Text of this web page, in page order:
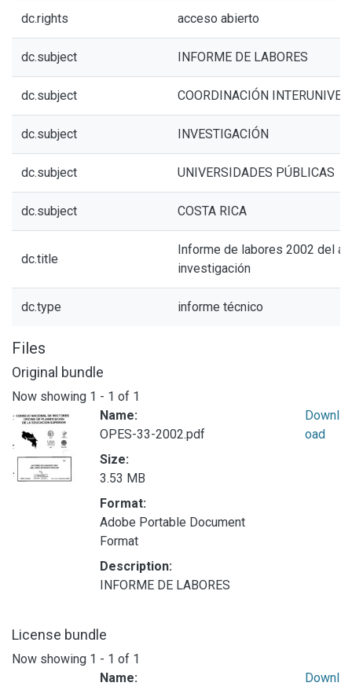
dc.rights acceso abierto
dc.subject INFORME DE LABORES
dc.subject COORDINACIÓN
dc.subject INVESTIGACIÓN
dc.subject UNIVERSIDADES PÚBLICAS
dc.subject COSTA RICA
dc.title
Informe de labores 2002 del
investigación
dc.type informe técnico
Files
Original bundle
Now showing 1 - 1 of 1
Name:
OPES-33-2002.pdf
Size:
3.53 MB
Format:
Adobe Portable Document
Format
Description:
INFORME DE LABORES
Downl
oad
License bundle
Now showing 1 - 1 of 1
Name:
Downl